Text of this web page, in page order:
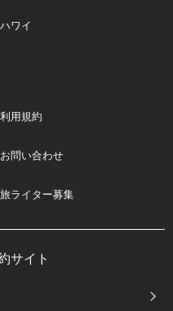
ハワイ
利用規約
お問い合わせ
旅ライター募集
サイト